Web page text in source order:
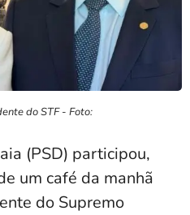
do STF - Foto:
(PSD) participou,
um café da manhã
do Supremo